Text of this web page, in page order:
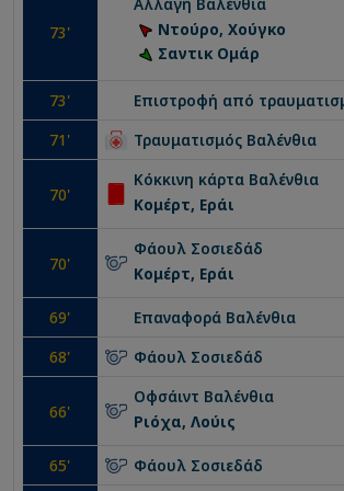
73'
Ντούρο, Χούγκο
Σαντικ Ομάρ
73' Επιστροφή από
71 ' Τραυματισμός Βαλένθια
70'
Κόκκινη κάρτα Βαλένθια
Κομέρτ, Εράι
70'
Φάουλ Σοσιεδάδ
Κομέρτ, Εράι
69' Επαναφορά Βαλένθια
68' Φάουλ Σοσιεδάδ
66'
Οφσάιντ Βαλένθια
Ριόχα, Λούις
65' Φάουλ Σοσιεδάδ